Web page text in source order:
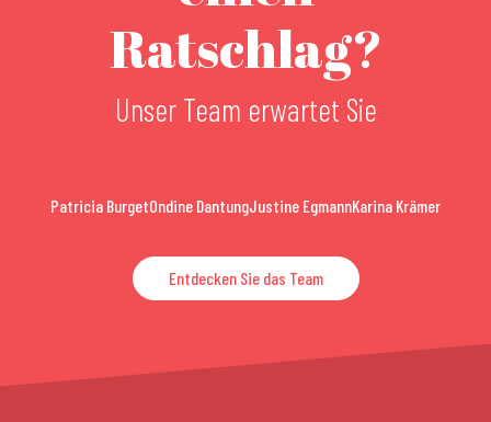
Ratschlag?
Unser Team erwartet Sie
Patricia BurgetOndine DantungJustine EgmannKarina Krämer
Entdecken Sie das Team